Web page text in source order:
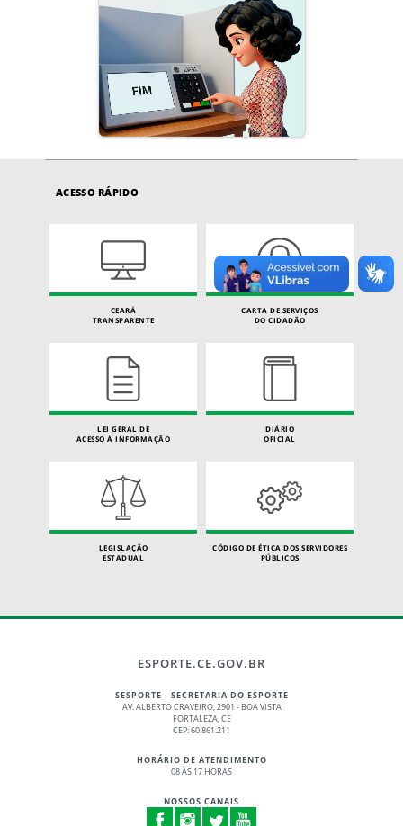
ACESSO RÁPIDO
CEARÁ
TRANSPARENTE
CARTA DE SERVIÇOS
DO CIDADÃO
LEI GERAL DE
ACESSO À INFORMAÇÃO
DIÁRIO
OFICIAL
LEGISLAÇÃO
ESTADUAL
CÓDIGO DE ÉTICA DOS SERVIDORES
PÚBLICOS
ESPORTE.CE.GOV.BR
SESPORTE - SECRETARIA DO ESPORTE
AV. ALBERTO CRAVEIRO, 2901 - BOA VISTA
FORTALEZA, CE
CEP: 60.861.211
HORÁRIO DE ATENDIMENTO
08 ÀS 17 HORAS
NOSSOS CANAIS